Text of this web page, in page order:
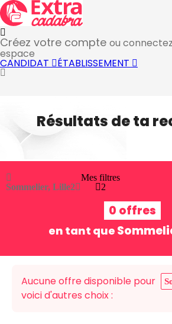
Créez votre compte ou
espace
CANDIDAT ÉTABLISSEMENT
Résultats de ta
Sommelier, Lille2
Mes filtres
2
0 offres
en tant que
Aucune offre disponible pour
voici d'autres choix :